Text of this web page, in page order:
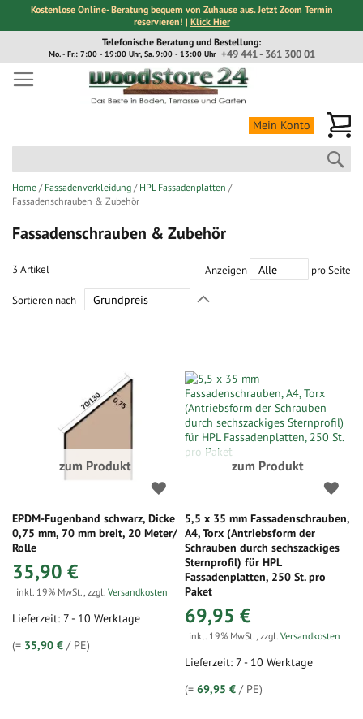
Kostenlose Online- Beratung bequem von Zuhause aus. Jetzt Zoom Termin
reservieren! | Klick Hier
Inhalt
Telefonische Beratung und Bestellung:
+49 441 - 361 300 01
Mo. - Fr.: 7:00 - 19:00 Uhr, Sa. 9:00 - 13:00 Uhr
Mein Konto
Home Fassadenverkleidung
HPL Fassadenplatten
Fassadenschrauben & Zubehör
Fassadenschrauben & Zubehör
3 Artikel Anzeigen pro Seite
Sortieren nach
zum Produkt
EPDM-Fugenband schwarz, Dicke
0,75 mm, 70 mm breit, 20 Meter/
Rolle
35,90 €
inkl. 19% MwSt., zzgl. Versandkosten
Lieferzeit: 7 - 10 Werktage
(= 35,90 € / PE)
zum Produkt
5,5 x 35 mm Fassadenschrauben,
A4, Torx (Antriebsform der
Schrauben durch sechszackiges
Sternprofil) für HPL
Fassadenplatten, 250 St. pro
Paket
69,95 €
inkl. 19% MwSt.,zzgl.Versandkosten
Lieferzeit: 7 - 10 Werktage
(=69,95 € / PE)